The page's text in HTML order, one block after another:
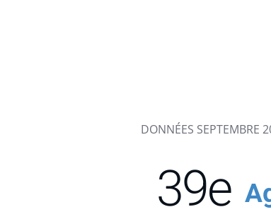
DONNÉES SEPTEMBRE
39e